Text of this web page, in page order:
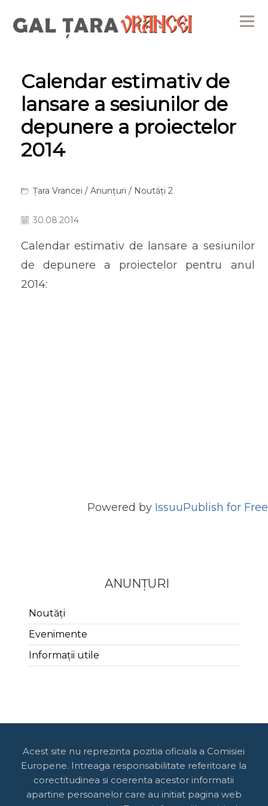
Calendar estimativ de
lansare a sesiunilor de
depunere a proiectelor
2014
Țara Vrancei / Anunțuri / Noutăți 2
30.08.2014
Calendar estimativ de lansare a sesiunilor
de depunere a proiectelor pentru anul
2014:
Powered by IssuuPublish for Free
ANUNȚURI
Noutăți
Evenimente
Informații utile
Acest site nu reprezinta pozitia oficiala a Comisiei
Europene. Intreaga responsabilitate referitoare la
corectitudinea si coerenta acestor informatii
apartine persoanelor care au initiat pagina web